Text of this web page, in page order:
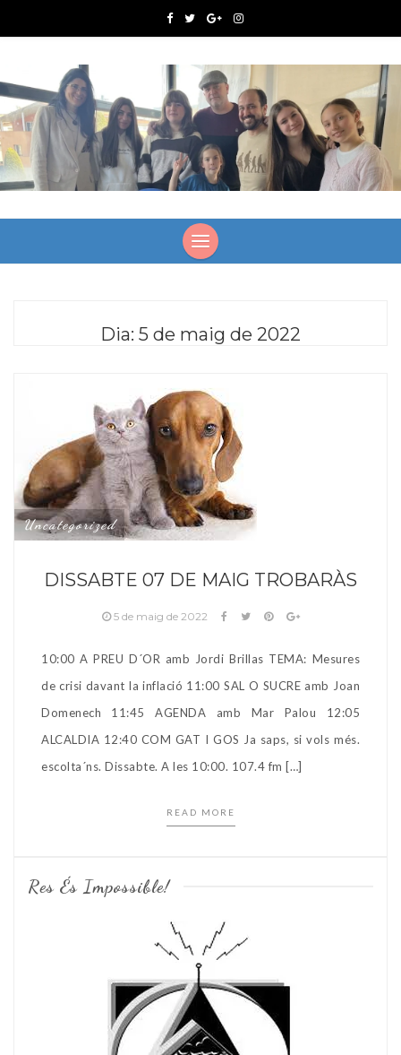
Dia: 5 de maig de 2022
Uncategorized
DISSABTE 07 DE MAIG TROBARÀS
5 de maig de 2022
10:00 A PREU D´OR amb Jordi Brillas TEMA: Mesures
de crisi davant la inflació 11:00 SAL O SUCRE amb Joan
Domenech 11:45 AGENDA amb Mar Palou 12:05
ALCALDIA 12:40 COM GAT I GOS Ja saps, si vols més.
escolta´ns. Dissabte. A les 10:00. 107.4 fm […]
READ MORE
Res És Impossible!